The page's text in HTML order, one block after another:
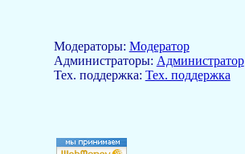
Модераторы: Модератор
Aдминистраторы: Администратор
Тех. поддержка: Тех. поддержка